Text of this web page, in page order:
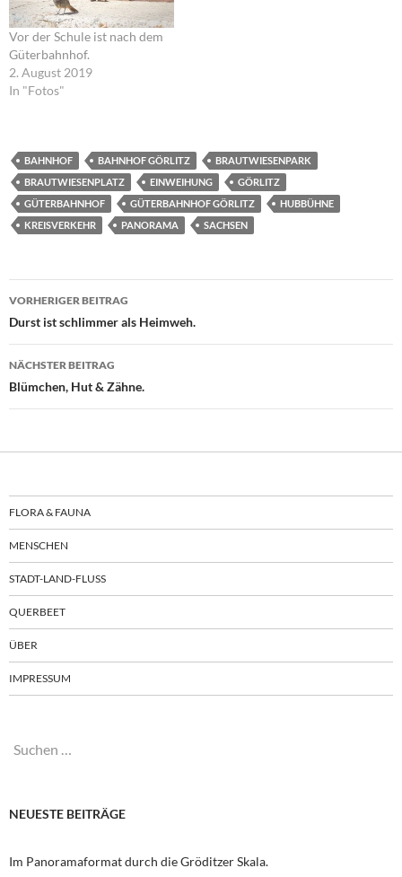
Vor der Schule ist nach dem
Güterbahnhof.
2. August 2019
In "Fotos"
BAHNHOF BAHNHOF GÖRLITZ
BRAUTWIESENPARK
BRAUTWIESENPLATZ
EINWEIHUNG
GÖRLITZ
GÜTERBAHNHOF
GÜTERBAHNHOF GÖRLITZ
HUBBÜHNE
KREISVERKEHR
PANORAMA SACHSEN
Beitragsnavigation
VORHERIGER BEITRAG
Durst ist schlimmer als Heimweh.
NÄCHSTER BEITRAG
Blümchen, Hut & Zähne.
FLORA & FAUNA
MENSCHEN
STADT-LAND-FLUSS
QUERBEET
ÜBER
IMPRESSUM
Suchen
NEUESTE BEITRÄGE
Im Panoramaformat durch die Gröditzer Skala.